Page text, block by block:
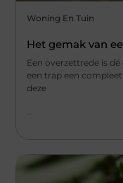
Woning En Tuin
Het gemak van
Een overzettrede is
een trap een
deze